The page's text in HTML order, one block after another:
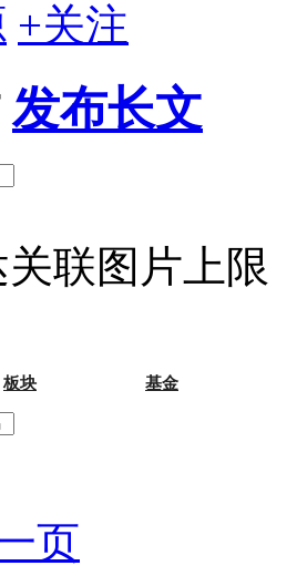
+关注
发布长文
联图片上限
板块 基金
页